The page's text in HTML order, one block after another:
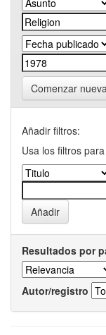
Comenzar
Añadir filtros:
Usa los filtros
Resultados por
Autor/registro